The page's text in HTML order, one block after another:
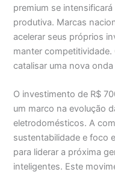
premium se
produtiva. Marcas
acelerar seus próprios
manter
catalisar uma nova
O investimento de R$
um marco na evolução
eletrodomésticos. A
sustentabilidade e foco
para liderar a próxima
inteligentes. Este